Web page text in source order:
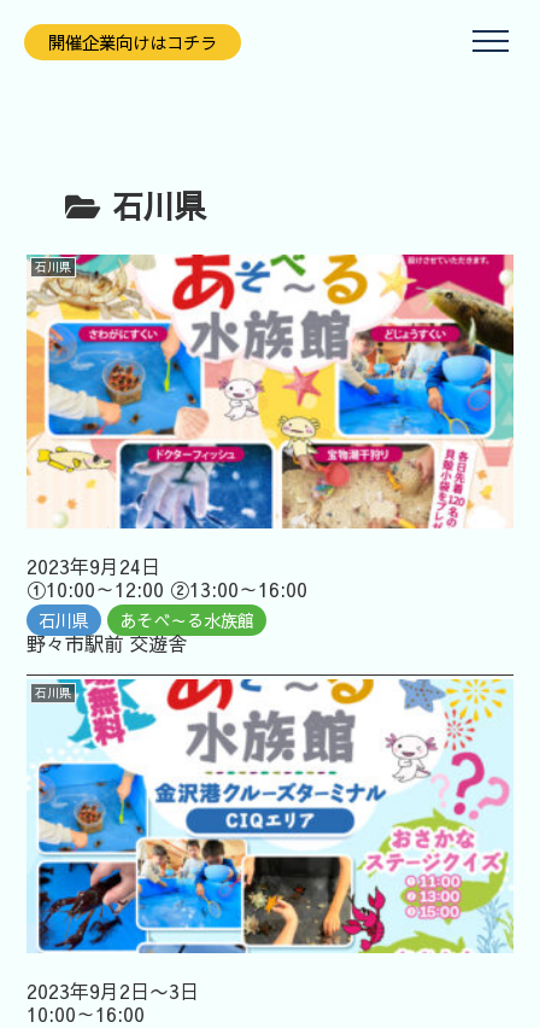
石川県
開催企業向けはコチラ
石川県
2023年9月24日
①10:00～12:00 ②13:00～16:00
石川県 あそべ～る水族館
野々市駅前 交遊舎
石川県
2023年9月2日〜3日
10:00～16:00